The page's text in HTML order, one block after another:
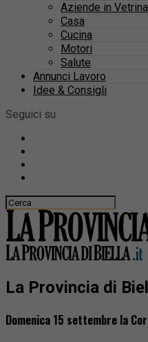
Aziende in Vetrina
Casa
Cucina
Motori
Salute
Annunci Lavoro
Idee & Consigli
Seguici su
La Provincia di
Domenica 15 settembre la